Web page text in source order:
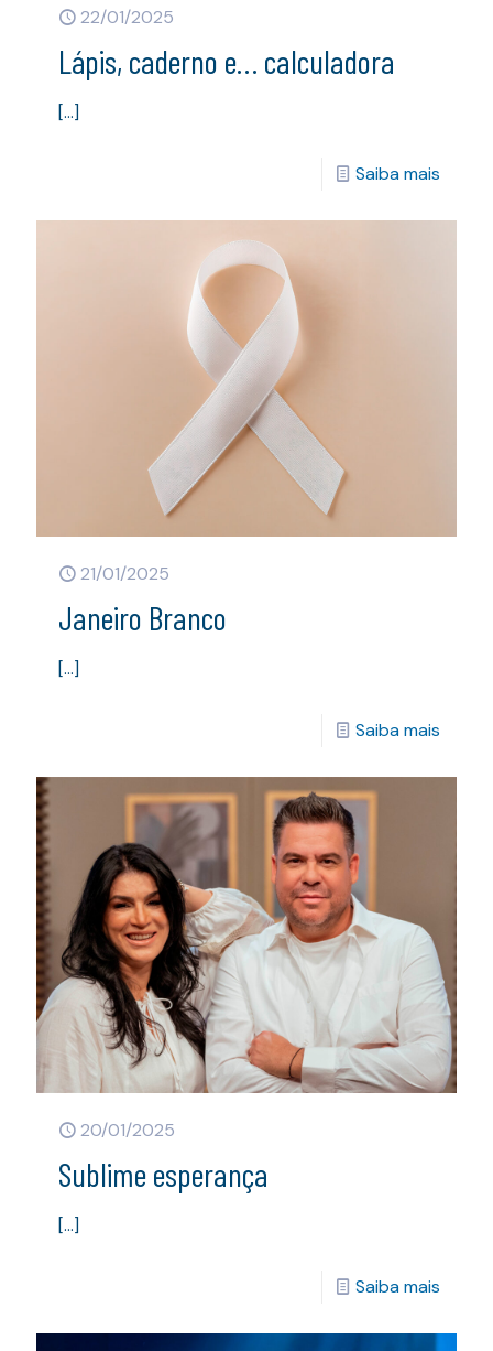
22/01/2025
Lápis, caderno e… calculadora
[…]
Saiba mais
21/01/2025
Janeiro Branco
[…]
Saiba mais
20/01/2025
Sublime esperança
[…]
Saiba mais